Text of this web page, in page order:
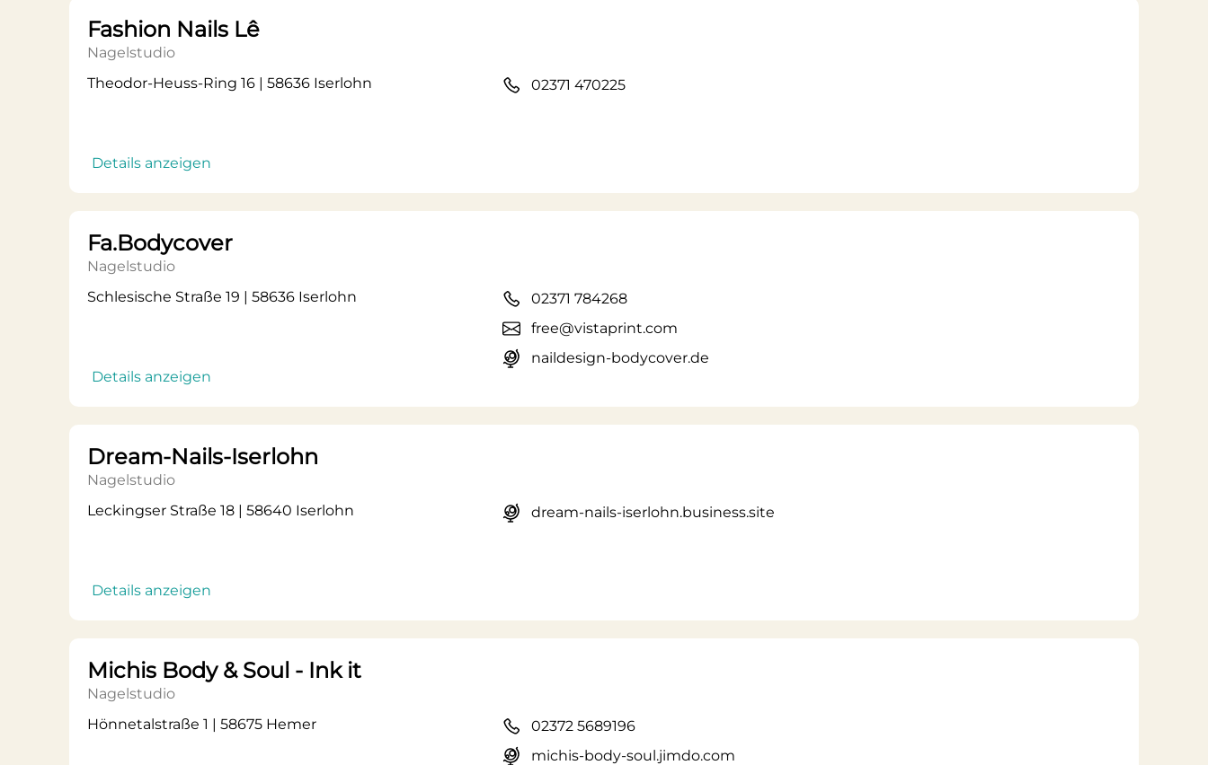
Fashion Nails Lê
Nagelstudio
Theodor-Heuss-Ring 16 | 58636 Iserlohn
Details anzeigen
02371 470225
Fa.Bodycover
Nagelstudio
Schlesische Straße 19 | 58636 Iserlohn
Details anzeigen
02371 784268
free@vistaprint.com
naildesign-bodycover.de
Dream-Nails-Iserlohn
Nagelstudio
Leckingser Straße 18 | 58640 Iserlohn
Details anzeigen
dream-nails-iserlohn.business.site
Michis Body & Soul - Ink it
Nagelstudio
Hönnetalstraße 1 | 58675 Hemer
02372 5689196
michis-body-soul.jimdo.com